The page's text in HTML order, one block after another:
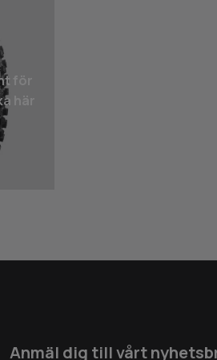
för
här
Anmäl dig till vårt